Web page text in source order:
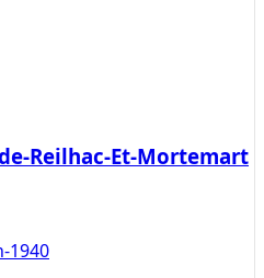
Reilhac-Et-Mortemart
1940